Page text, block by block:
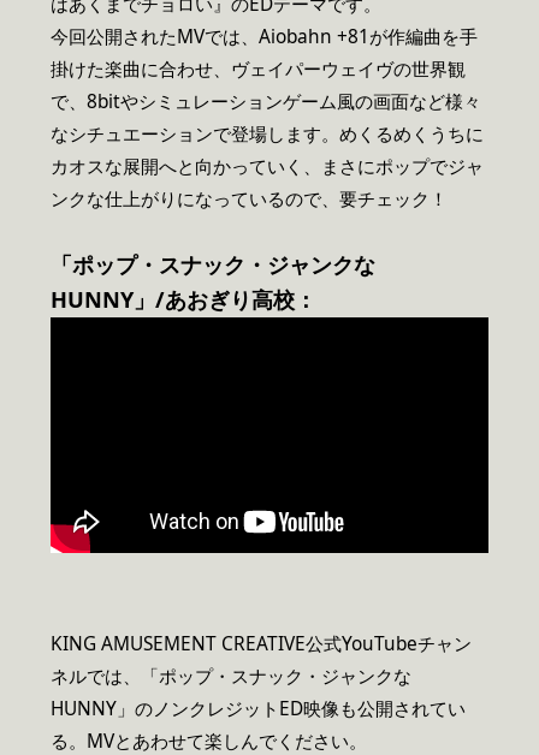
今回公開されたMVでは、Aiobahn +81が作編曲を手
掛けた楽曲に合わせ、ヴェイパーウェイヴの世界観
で、8bitやシミュレーションゲーム風の画面など様々
なシチュエーションで登場します。めくるめくうちに
カオスな展開へと向かっていく、まさにポップでジャ
ンクな仕上がりになっているので、要チェック！
「ポップ・スナック・ジャンクな
HUNNY」 /あおぎり高校 ：
KING AMUSEMENT CREATIVE公式YouTubeチャン
ネルでは、「ポップ・スナック・ジャンクな
HUNNY」のノンクレジットED映像も公開されてい
る。MVとあわせて楽しんでください。